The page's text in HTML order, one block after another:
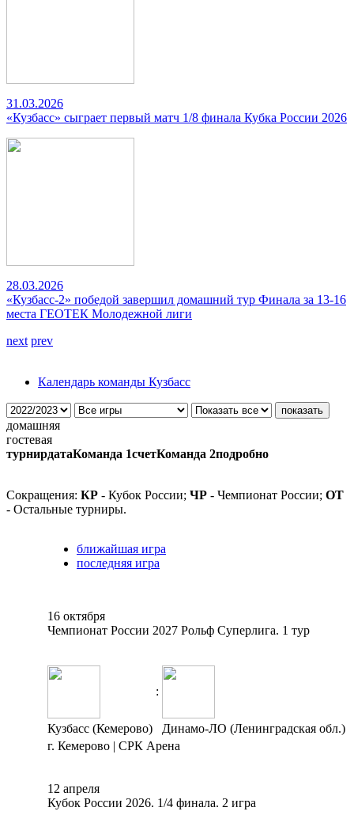
31.03.2026
«Кузбасс» сыграет первый матч 1/8 финала Кубка России 2026
28.03.2026
«Кузбасс-2» победой завершил домашний тур Финала за 13-16
места ГЕОТЕК Молодежной лиги
next prev
Календарь команды Кузбасс
домашняя
гостевая
турнирдатаКоманда 1счетКоманда 2подробно
Сокращения: КР - Кубок России; ЧР - Чемпионат России; ОТ
- Остальные турниры.
ближайшая игра
последняя игра
16 октября
Чемпионат России 2027 Рольф Суперлига. 1 тур
:
Кузбасс (Кемерово)
Динамо-ЛО (Ленинградская обл.)
г. Кемерово | СРК Арена
12 апреля
Кубок России 2026. 1/4 финала. 2 игра